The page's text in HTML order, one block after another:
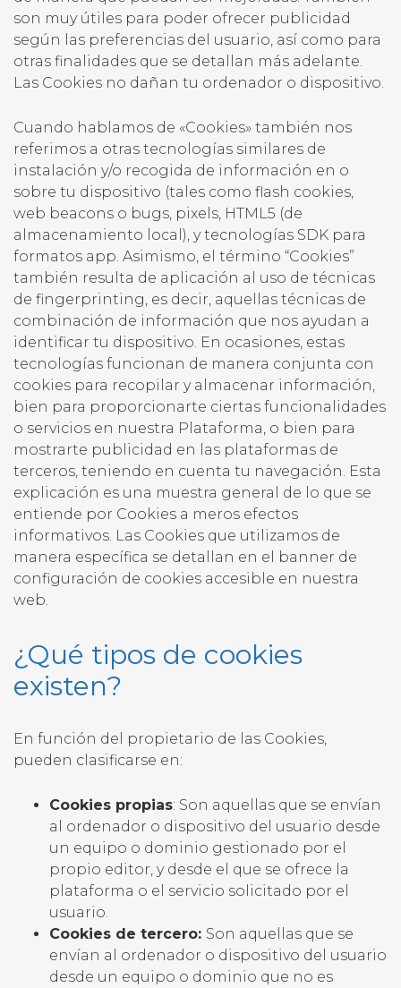
son muy útiles para poder ofrecer publicidad
según las preferencias del usuario, así como para
otras finalidades que se detallan más adelante.
Las Cookies no dañan tu ordenador o dispositivo.
Cuando hablamos de «Cookies» también nos
referimos a otras tecnologías similares de
instalación y/o recogida de información en o
sobre tu dispositivo (tales como flash cookies,
web beacons o bugs, pixels, HTML5 (de
almacenamiento local), y tecnologías SDK para
formatos app. Asimismo, el término “Cookies”
también resulta de aplicación al uso de técnicas
de fingerprinting, es decir, aquellas técnicas de
combinación de información que nos ayudan a
identificar tu dispositivo. En ocasiones, estas
tecnologías funcionan de manera conjunta con
cookies para recopilar y almacenar información,
bien para proporcionarte ciertas funcionalidades
o servicios en nuestra Plataforma, o bien para
mostrarte publicidad en las plataformas de
terceros, teniendo en cuenta tu navegación. Esta
explicación es una muestra general de lo que se
entiende por Cookies a meros efectos
informativos. Las Cookies que utilizamos de
manera específica se detallan en el banner de
configuración de cookies accesible en nuestra
web.
¿Qué tipos de cookies
existen?
En función del propietario de las Cookies,
pueden clasificarse en:
Cookies propias: Son aquellas que se envían
al ordenador o dispositivo del usuario desde
un equipo o dominio gestionado por el
propio editor, y desde el que se ofrece la
plataforma o el servicio solicitado por el
usuario.
Cookies de tercero: Son aquellas que se
envían al ordenador o dispositivo del usuario
desde un equipo o dominio que no es